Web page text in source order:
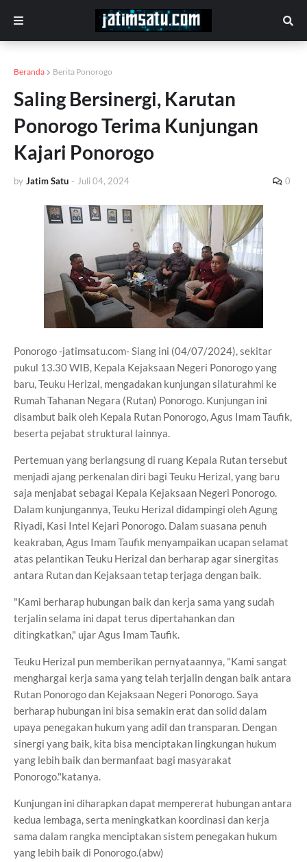
Beranda Berita Ponorogo
Saling Bersinergi, Karutan
Ponorogo Terima Kunjungan
Kajari Ponorogo
by Jatim Satu - Juli 04, 2024 0
Ponorogo -jatimsatu.com- Siang ini (04/07/2024), sekitar
pukul 13.30 WIB, Kepala Kejaksaan Negeri Ponorogo yang
baru, Teuku Herizal, mengadakan kunjungan silaturahmi ke
Rumah Tahanan Negara (Rutan) Ponorogo. Kunjungan ini
disambut baik oleh Kepala Rutan Ponorogo, Agus Imam Taufik,
beserta pejabat struktural lainnya.
Pertemuan yang berlangsung di ruang Kepala Rutan tersebut
menjadi ajang perkenalan diri bagi Teuku Herizal, yang baru
saja menjabat sebagai Kepala Kejaksaan Negeri Ponorogo.
Dalam kunjungannya, Teuku Herizal didampingi oleh Agung
Riyadi, Kasi Intel Kejari Ponorogo. Dalam suasana penuh
keakraban, Agus Imam Taufik menyampaikan ucapan selamat
atas pelantikan Teuku Herizal dan berharap agar sinergitas
antara Rutan dan Kejaksaan tetap terjaga dengan baik.
"Kami berharap hubungan baik dan kerja sama yang sudah
terjalin selama ini dapat terus dipertahankan dan
ditingkatkan," ujar Agus Imam Taufik.
Teuku Herizal pun memberikan pernyataannya, "Kami sangat
menghargai kerja sama yang telah terjalin dengan baik antara
Rutan Ponorogo dan Kejaksaan Negeri Ponorogo. Saya
berharap hubungan ini bisa semakin erat dan solid dalam
upaya penegakan hukum yang adil dan transparan. Dengan
sinergi yang baik, kita bisa menciptakan lingkungan hukum
yang lebih baik dan bermanfaat bagi masyarakat
Ponorogo."katanya.
Kunjungan ini diharapkan dapat mempererat hubungan antara
kedua lembaga, serta meningkatkan koordinasi dan kerja
sama dalam rangka menciptakan sistem penegakan hukum
yang lebih baik di Ponorogo.(abw)